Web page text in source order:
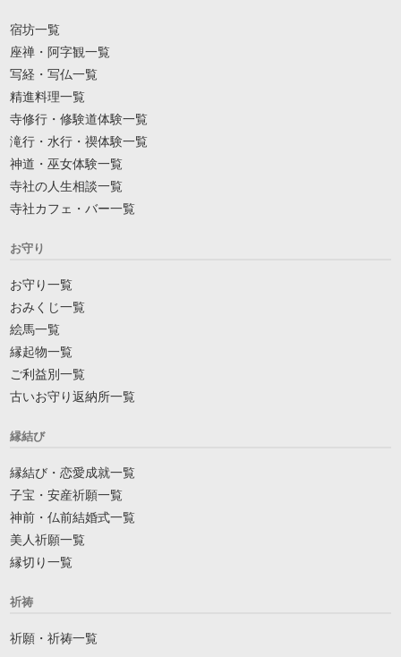
宿坊一覧
座禅・阿字観一覧
写経・写仏一覧
精進料理一覧
寺修行・修験道体験一覧
滝行・水行・禊体験一覧
神道・巫女体験一覧
寺社の人生相談一覧
寺社カフェ・バー一覧
お守り
お守り一覧
おみくじ一覧
絵馬一覧
縁起物一覧
ご利益別一覧
古いお守り返納所一覧
縁結び
縁結び・恋愛成就一覧
子宝・安産祈願一覧
神前・仏前結婚式一覧
美人祈願一覧
縁切り一覧
祈祷
祈願・祈祷一覧